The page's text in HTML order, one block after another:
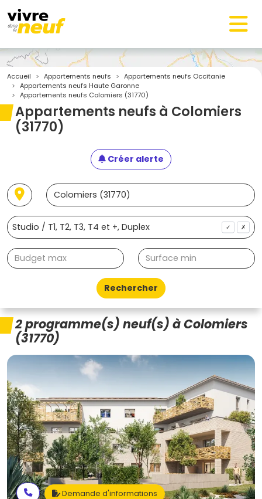
Accueil Appartements neufs
Appartements neufs Occitanie
Appartements neufs Haute Garonne
Appartements neufs Colomiers (31770)
Appartements neufs à Colomiers
(31770)
Créer alerte
✓ ✗
Rechercher
2 programme(s) neuf(s) à Colomiers
(31770)
Demande d'informations